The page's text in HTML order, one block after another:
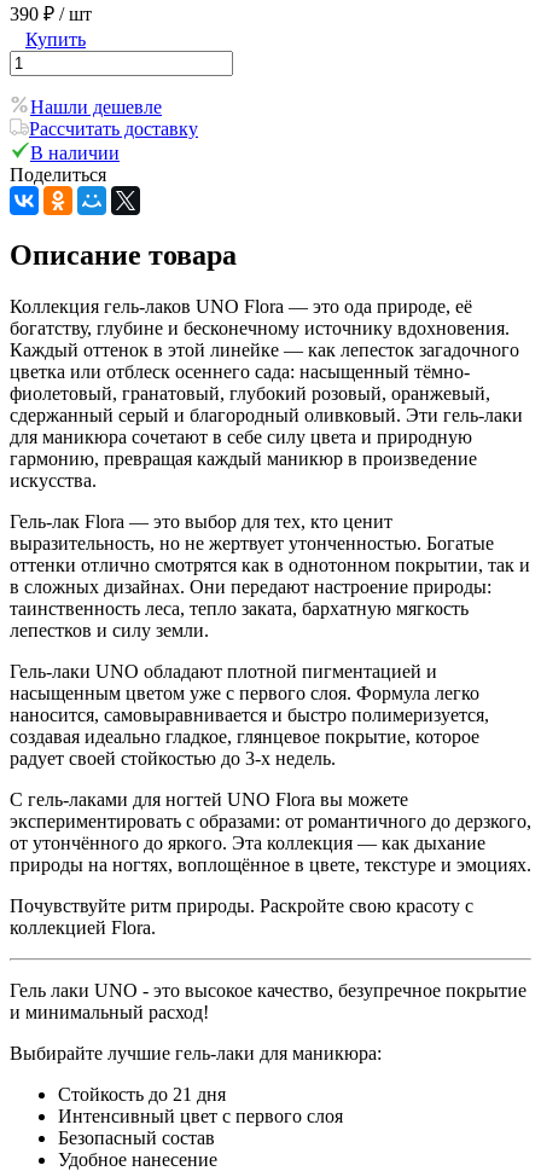
390 ₽ / шт
Купить
Нашли дешевле
Рассчитать доставку
В наличии
Поделиться
Описание товара
Коллекция гель-лаков UNO Flora — это ода природе, её
богатству, глубине и бесконечному источнику вдохновения.
Каждый оттенок в этой линейке — как лепесток загадочного
цветка или отблеск осеннего сада: насыщенный тёмно-
фиолетовый, гранатовый, глубокий розовый, оранжевый,
сдержанный серый и благородный оливковый. Эти гель-лаки
для маникюра сочетают в себе силу цвета и природную
гармонию, превращая каждый маникюр в произведение
искусства.
Гель-лак Flora — это выбор для тех, кто ценит
выразительность, но не жертвует утонченностью. Богатые
оттенки отлично смотрятся как в однотонном покрытии, так и
в сложных дизайнах. Они передают настроение природы:
таинственность леса, тепло заката, бархатную мягкость
лепестков и силу земли.
Гель-лаки UNO обладают плотной пигментацией и
насыщенным цветом уже с первого слоя. Формула легко
наносится, самовыравнивается и быстро полимеризуется,
создавая идеально гладкое, глянцевое покрытие, которое
радует своей стойкостью до 3-х недель.
С гель-лаками для ногтей UNO Flora вы можете
экспериментировать с образами: от романтичного до дерзкого,
от утончённого до яркого. Эта коллекция — как дыхание
природы на ногтях, воплощённое в цвете, текстуре и эмоциях.
Почувствуйте ритм природы. Раскройте свою красоту с
коллекцией Flora.
Гель лаки UNO - это высокое качество, безупречное покрытие
и минимальный расход!
Выбирайте лучшие гель-лаки для маникюра:
Стойкость до 21 дня
Интенсивный цвет с первого слоя
Безопасный состав
Удобное нанесение